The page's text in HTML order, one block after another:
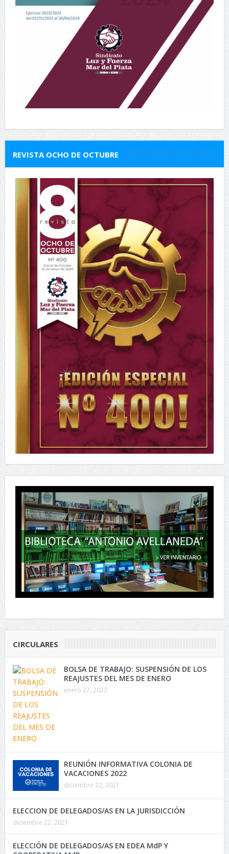
REVISTA OCHO DE OCTUBRE
CIRCULARES
BOLSA DE TRABAJO: SUSPENSIÓN DE LOS
REAJUSTES DEL MES DE ENERO
enero 27, 2022
REUNIÓN INFORMATIVA COLONIA DE
VACACIONES 2022
diciembre 22, 2021
ELECCION DE DELEGADOS/AS EN LA JURISDICCIÓN
diciembre 22, 2021
ELECCIÓN DE DELEGADOS/AS EN EDEA MdP Y